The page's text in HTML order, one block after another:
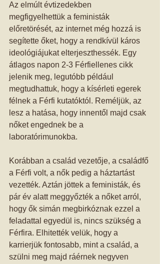
Az elmúlt évtizedekben
megfigyelhettük a feministák
előretörését, az internet még hozzá is
segítette őket, hogy a rendkívül káros
ideológiájukat elterjeszthessék. Egy
átlagos napon 2-3 Férfiellenes cikk
jelenik meg, legutóbb például
megtudhattuk, hogy a kísérleti egerek
félnek a Férfi kutatóktól. Reméljük, az
lesz a hatása, hogy innentől majd csak
nőket engednek be a
laboratórimunokba.
Korábban a család vezetője, a családfő
a Férfi volt, a nők pedig a háztartást
vezették. Aztán jöttek a feministák, és
pár év alatt meggyőzték a nőket arról,
hogy ők simán megbirkóznak ezzel a
feladattal egyedül is, nincs szükség a
Férfira. Elhitették velük, hogy a
karrierjük fontosabb, mint a család, a
szülni meg majd ráérnek negyven